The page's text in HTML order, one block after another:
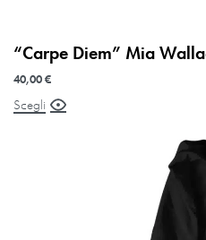
“Carpe Diem” Mia
40,00€
Scegli